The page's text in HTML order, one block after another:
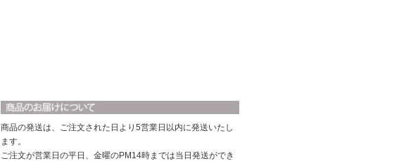
商品の発送は、ご注文された日より5営業日以内に発送いたし
ます。
ご注文が営業日の平日、金曜のPM14時までは当日発送ができ